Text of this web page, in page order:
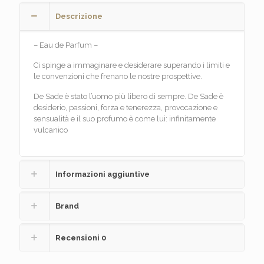
quantità
Descrizione
– Eau de Parfum –
Ci spinge a immaginare e desiderare superando i limiti e
le convenzioni che frenano le nostre prospettive.
De Sade è stato l’uomo più libero di sempre. De Sade è
desiderio, passioni, forza e tenerezza, provocazione e
sensualità e il suo profumo è come lui: infinitamente
vulcanico
Informazioni aggiuntive
Brand
Recensioni 0